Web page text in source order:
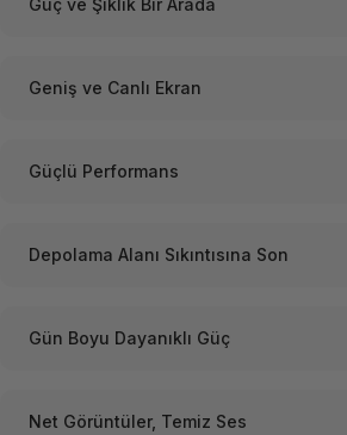
Geniş ve Canlı Ekran
Güçlü Performans
Depolama Alanı Sıkıntısına Son
Gün Boyu Dayanıklı Güç
Net Görüntüler, Temiz Ses